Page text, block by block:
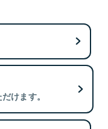
けます。